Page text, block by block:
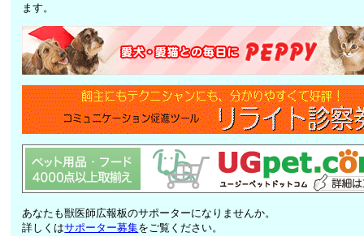
ます。
あなたも獣医師広報板のサポーターになりませんか。
詳しくはサポーター募集をご覧ください。